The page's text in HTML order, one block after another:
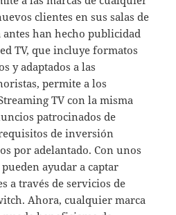
clientes en sus salas de
han hecho publicidad
TV, que incluye formatos
y adaptados a las
permite a los
TV con la misma
patrocinados de
de inversión
por adelantado. Con unos
ayudar a captar
a través de servicios de
Ahora, cualquier marca